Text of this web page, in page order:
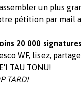
un plus
pétition par mail
20 000
WF, lisez,
TAU TONU!
TARD!